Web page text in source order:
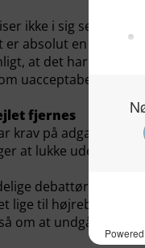
ikke i sig selv, at
er absolut en del af
at det har været
uacceptabelt, er
fjernes
krav på adgang til et
at lukke ude.
debattører
lige til højrebenet at
om at undgå